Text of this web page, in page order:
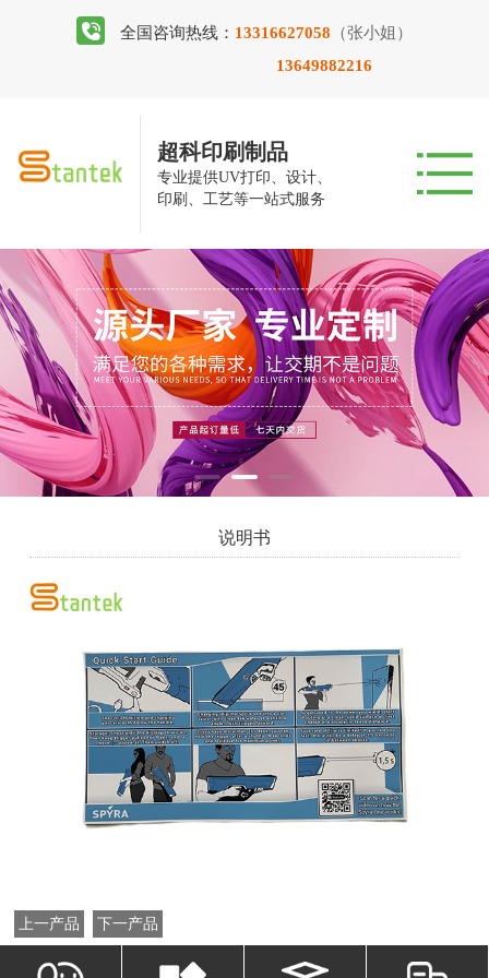
全国咨询热线： 13316627058 （张小姐）
13649882216
超科印刷制品
专业提供UV打印、设计、
印刷、工艺等一站式服务
说明书
上一产品 下一产品